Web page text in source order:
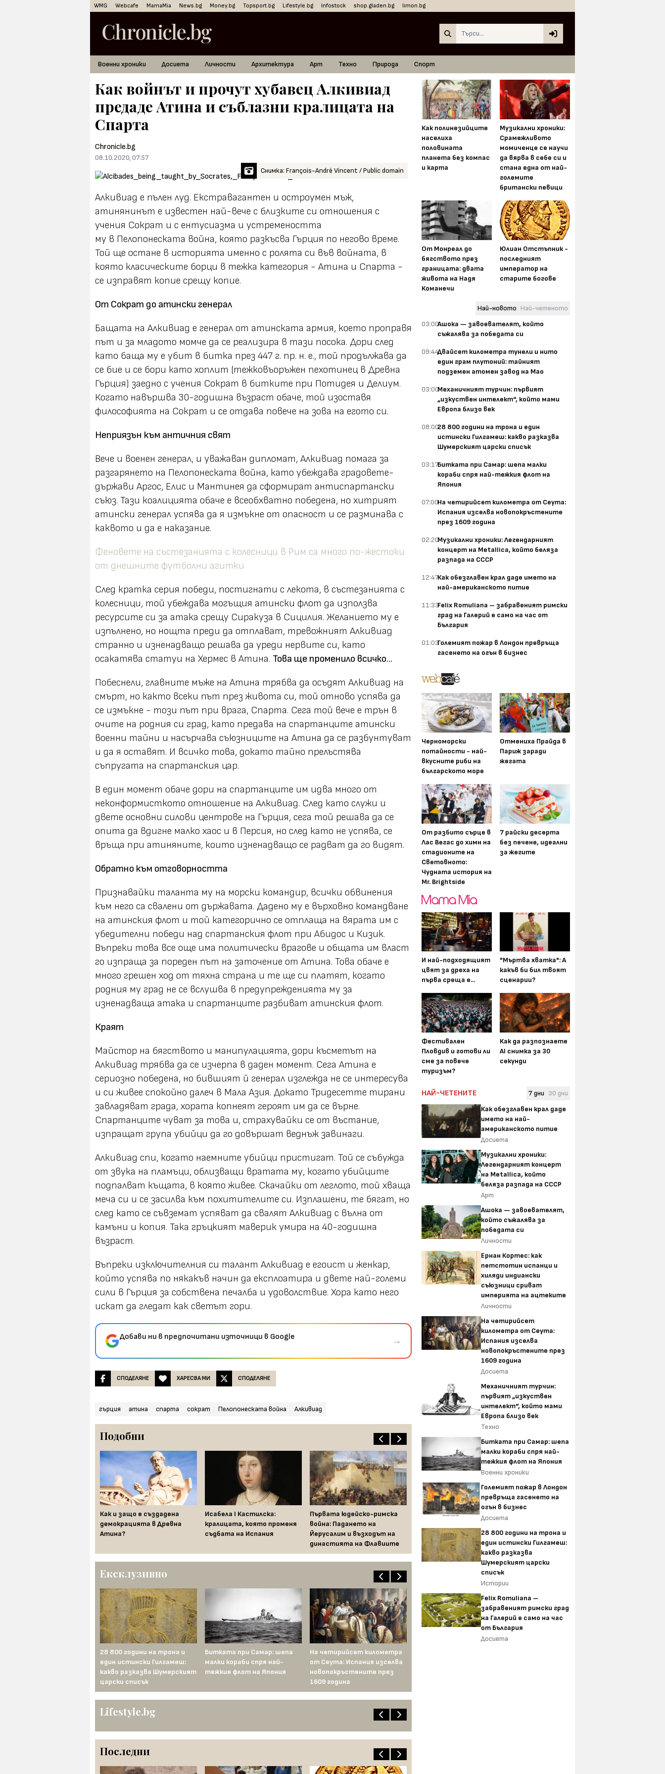
WMG Webcafe MamaMia News.bg Money.bg Topsport.bg Lifestyle.bg Infostock shop.gladen.bg limon.bg
Военни хроники Досиета Личности Архитектура Арт Техно Природа Спорт
Как войнът и прочут хубавец Алкивиад
предаде Атина и съблазни кралицата на
Спарта
Chronicle.bg
08.10.2020, 07:57
Снимка: François-André Vincent / Public domain
Алкивиад е пълен луд. Екстравагантен и остроумен мъж,
атинянинът е известен най-вече с близките си отношения с
учения Сократ и с ентусиазма и устремеността
му в Пелопонеската война, която разкъсва Гърция по негово време.
Той ще остане в историята именно с ролята си във войната, в
която класическите борци в тежка категория - Атина и Спарта -
се изправят копие срещу копие.
От Сократ до атински генерал
Бащата на Алкивиад е генерал от атинската армия, което проправя
път и за младото момче да се реализира в тази посока. Дори след
като баща му е убит в битка през 447 г. пр. н. е., той продължава да
се бие и се бори като хоплит (тежковъоръжен пехотинец в Древна
Гърция) заедно с учения Сократ в битките при Потидея и Делиум.
Когато навършва 30-годишна възраст обаче, той изоставя
философията на Сократ и се отдава повече на зова на егото си.
Неприязън към античния свят
Вече и военен генерал, и уважаван дипломат, Алкивиад помага за
разгарянето на Пелопонеската война, като убеждава градовете-
държави Аргос, Елис и Мантинея да сформират антиспартански
съюз. Тази коалицията обаче е всеобхватно победена, но хитрият
атински генерал успява да я измъкне от опасност и се разминава с
каквото и да е наказание.
Феновете на състезанията с колесници в Рим са много по-жестоки
от днешните футболни агитки
След кратка серия победи, постигнати с лекота, в състезанията с
колесници, той убеждава могъщия атински флот да използва
ресурсите си за атака срещу Сиракуза в Сицилия. Желанието му е
изпълнено, но нощта преди да отплават, тревожният Алкивиад
странно и изненадващо решава да уреди нервите си, като
осакатява статуи на Хермес в Атина. Това ще променило всичко...
Побеснели, главните мъже на Атина трябва да осъдят Алкивиад на
смърт, но както всеки път през живота си, той отново успява да
се измъкне - този път при врага, Спарта. Сега той вече е трън в
очите на родния си град, като пpeдава на спартанците атински
военни тайни и насърчава съюзниците на Атина да се разбунтуват
и да я оставят. И всичко това, докато тайно прелъстява
съпругата на спартанския цар.
В един момент обаче дори на спартанците им идва много от
неконформисткото отношение на Алкивиад. След като служи и
двете основни силови центрове на Гърция, сега той решава да се
опита да вдигне малко хаос и в Персия, но след като не успява, се
връща при атиняните, които изненадващо се радват да го видят.
Обратно към отговорността
Признавайки таланта му на морски командир, всички обвинения
към него са свалени от държавата. Дадено му е върховно командване
на атинския флот и той категорично се отплаща на вярата им с
убедителни победи над спартанския флот при Абидос и Кизик.
Въпреки това все още има политически врагове и общата им власт
го изпраща за пореден път на заточение от Атина. Това обаче е
много грешен ход от тяхна страна и те ще си платят, когато
родния му град не се вслушва в предупрежденията му за
изненадваща атака и спартанците разбиват атинския флот.
Краят
Майстор на бягството и манипулацията, дори късметът на
Алкивиад трябва да се изчерпа в даден момент. Сега Атина е
сериозно победена, но бившият й генерал изглежда не се интересува
и си живее спокойно далеч в Мала Азия. Докато Тридесетте тирани
завладяват града, хората копнеят героят им да се върне.
Спартанците чуват за това и, страхувайки се от въстание,
изпращат група убийци да го довършат веднъж завинаги.
Алкивиад спи, когато наемните убийци пристигат. Той се събужда
от звука на пламъци, облизващи вратата му, когато убийците
подпалват къщата, в която живее. Скачайки от леглото, той хваща
меча си и се засилва към похитителите си. Изплашени, те бягат, но
след като се съвземат успяват да свалят Алкивиад с вълна от
камъни и копия. Така гръцкият маверик умира на 40-годишна
възраст.
Въпреки изключителния си талант Алкивиад е егоист и женкар,
който успява по някакъв начин да експлоатира и двете най-големи
сили в Гърция за собствена печалба и удоволствие. Хора като него
искат да гледат как светът гори.
Добави ни в предпочитани източници в Google →
СПОДЕЛЯНЕ ХАРЕСВА МИ СПОДЕЛЯНЕ
гърция атина спарта сократ Пелопонеската война Алкивиад
Подобни
Как и защо е създадена
демокрацията в Древна
Атина?
Исабела I Кастилска:
кралицата, която променя
съдбата на Испания
Първата юдейско-римска
война: Падането на
Йерусалим и възходът на
династията на Флавиите
Ексклузивно
28 800 години на трона и
един истински Гилгамеш:
какво разказва Шумерският
царски списък
Битката при Самар: шепа
малки кораби спря най-
тежкия флот на Япония
На четирийсет километра
от Сеута: Испания изселва
новопокръстените през
1609 година
Lifestyle.bg
Последни
Как полинезийците
населиха
половината
планета без компас
и карта
Музикални хроники:
Срамежливото
момиченце се научи
да вярва в себе си и
стана една от най-
големите
британски певици
От Монреал до
бягството през
границата: двата
живота на Надя
Команечи
Юлиан Отстъпник -
последният
император на
старите богове
Най-новото Най-четеното
03:00Ашока — завоевателят, който
съжалява за победата си
09:44Двайсет километра тунели и нито
един грам плутоний: тайният
подземен атомен завод на Мао
03:00Механичният турчин: първият
„изкуствен интелект“, който мами
Европа близо век
08:0028 800 години на трона и един
истински Гилгамеш: какво разказва
Шумерският царски списък
03:17Битката при Самар: шепа малки
кораби спря най-тежкия флот на
Япония
07:00На четирийсет километра от Сеута:
Испания изселва новопокръстените
през 1609 година
02:20Музикални хроники: Легендарният
концерт на Metallica, който беляза
разпада на СССР
12:47Как обезглавен крал даде името на
най-американското питие
11:33Felix Romuliana – забравеният римски
град на Галерий е само на час от
България
01:03Големият пожар в Лондон превръща
гасенето на огън в бизнес
Черноморски
потайности - най-
вкусните риби на
българското море
Отмениха Прайда в
Париж заради
жегата
От разбито сърце в
Лас Вегас до химн на
стадионите на
Световното:
Чудната история на
Mr. Brightside
7 райски десерта
без печене, идеални
за жегите
И най-подходящият
цвят за дреха на
първа среща е...
"Мъртва хватка": А
какъв би бил твоят
сценарии?
Фестивален
Пловдив и готови ли
сме за повече
туризъм?
Как да разпознаете
AI снимка за 30
секунди
НАЙ-ЧЕТЕНИТЕ 7 дни 30 дни
Как обезглавен крал даде
името на най-
американското питие
Досиета
Музикални хроники:
Легендарният концерт
на Metallica, който
беляза разпада на СССР
Арт
Ашока — завоевателят,
който съжалява за
победата си
Личности
Ернан Кортес: как
петстотин испанци и
хиляди индиански
съюзници сриват
империята на ацтеките
Личности
На четирийсет
километра от Сеута:
Испания изселва
новопокръстените през
1609 година
Досиета
Механичният турчин:
първият „изкуствен
интелект“, който мами
Европа близо век
Техно
Битката при Самар: шепа
малки кораби спря най-
тежкия флот на Япония
Военни хроники
Големият пожар в Лондон
превръща гасенето на
огън в бизнес
Досиета
28 800 години на трона и
един истински Гилгамеш:
какво разказва
Шумерският царски
списък
Истории
Felix Romuliana –
забравеният римски град
на Галерий е само на час
от България
Досиета